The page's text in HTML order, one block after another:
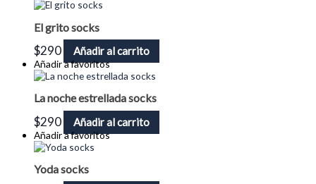
El grito socks
$290 Añadir al carrito
Añadir a favoritos
La noche estrellada socks
$290 Añadir al carrito
Añadir a favoritos
Yoda socks